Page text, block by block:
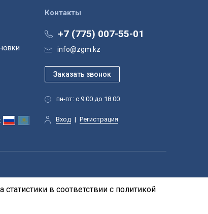
Контакты
+7 (775) 007-55-01
info@zgm.kz
пн-пт: с 9:00 до 18:00
Вход | Регистрация
в соответствии с политикой